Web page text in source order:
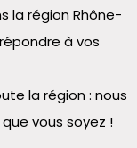
la région Rhône-
à vos
la région : nous
vous soyez !